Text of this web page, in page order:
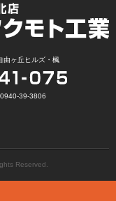
由ヶ丘ヒルズ・楓
39-3806
Reserved.